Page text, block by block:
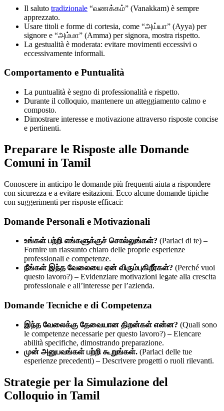
Il saluto tradizionale “வணக்கம்” (Vanakkam) è sempre
apprezzato.
Usare titoli e forme di cortesia, come “அய்யா” (Ayya) per
signore e “அம்மா” (Amma) per signora, mostra rispetto.
La gestualità è moderata: evitare movimenti eccessivi o
eccessivamente informali.
Comportamento e Puntualità
La puntualità è segno di professionalità e rispetto.
Durante il colloquio, mantenere un atteggiamento calmo e
composto.
Dimostrare interesse e motivazione attraverso risposte concise
e pertinenti.
Preparare le Risposte alle Domande
Comuni in Tamil
Conoscere in anticipo le domande più frequenti aiuta a rispondere
con sicurezza e a evitare esitazioni. Ecco alcune domande tipiche
con suggerimenti per risposte efficaci:
Domande Personali e Motivazionali
உங்கள் பற்றி எங்களுக்குச் சொல்லுங்கள்? (Parlaci di te) –
Fornire un riassunto chiaro delle proprie esperienze
professionali e competenze.
நீங்கள் இந்த வேலையை ஏன் விரும்புகிறீர்கள்? (Perché vuoi
questo lavoro?) – Evidenziare motivazioni legate alla crescita
professionale e all’interesse per l’azienda.
Domande Tecniche e di Competenza
இந்த வேலைக்கு தேவையான திறன்கள் என்ன? (Quali sono
le competenze necessarie per questo lavoro?) – Elencare
abilità specifiche, dimostrando preparazione.
முன் அனுபவங்கள் பற்றி கூறுங்கள். (Parlaci delle tue
esperienze precedenti) – Descrivere progetti o ruoli rilevanti.
Strategie per la Simulazione del
Colloquio in Tamil